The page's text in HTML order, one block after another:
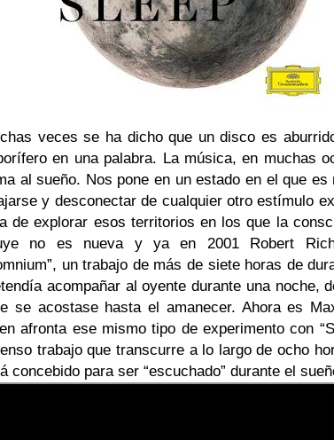
veces se ha dicho que un disco es
en una palabra. La música, en muchas
al sueño. Nos pone en un estado en el que es
y desconectar de cualquier otro estímulo
de explorar esos territorios en los que la
no es nueva y ya en 2001 Robert
un trabajo de más de siete horas de
acompañar al oyente durante una noche,
se acostase hasta el amanecer. Ahora es
afronta ese mismo tipo de experimento con
trabajo que transcurre a lo largo de ocho
concebido para ser “escuchado” durante el